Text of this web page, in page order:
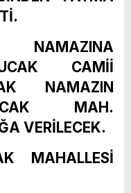
NAMAZINA
CAMİİ
NAMAZIN
MAH.
VERİLECEK.
MAHALLESİ